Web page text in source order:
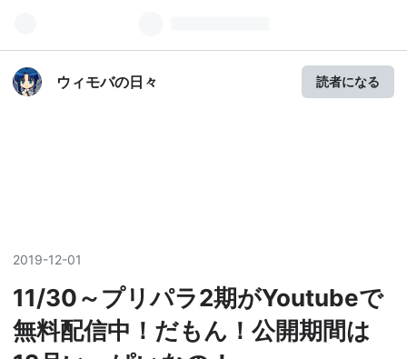
ウィモバの日々 読者になる
2019-12-01
11/30～プリパラ2期がYoutubeで
無料配信中！だもん！公開期間は